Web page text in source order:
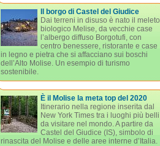
Il borgo di Castel del Giudice
Dai terreni in disuso è nato il meleto
biologico Melise, da vecchie case
l’albergo diffuso Borgotufi, con
centro benessere, ristorante e case
in legno e pietra che si affacciano sui boschi
dell’Alto Molise. Un esempio di turismo
sostenibile.
È il Molise la meta top del 2020
Itinerario nella regione inserita dal
New York Times tra i luoghi più belli
da visitare nel mondo. A partire da
Castel del Giudice (IS), simbolo di
rinascita del Molise e delle aree interne d’Italia.